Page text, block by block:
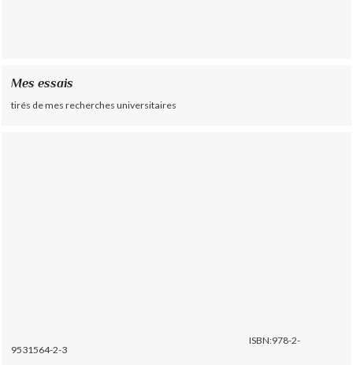
Mes essais
tirés de mes recherches universitaires
ISBN:978-2-
9531564-2-3